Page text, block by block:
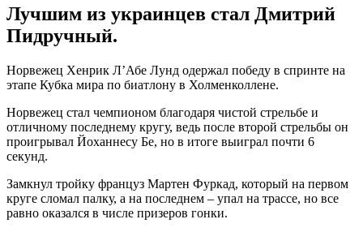
Лучшим из украинцев стал Дмитрий
Пидручный.
Норвежец Хенрик Л’Абе Лунд одержал победу в спринте на
этапе Кубка мира по биатлону в Холменколлене.
Норвежец стал чемпионом благодаря чистой стрельбе и
отличному последнему кругу, ведь после второй стрельбы он
проигрывал Йоханнесу Бе, но в итоге выиграл почти 6
секунд.
Замкнул тройку француз Мартен Фуркад, который на первом
круге сломал палку, а на последнем – упал на трассе, но все
равно оказался в числе призеров гонки.